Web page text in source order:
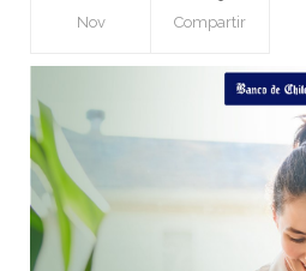
Nov Compartir